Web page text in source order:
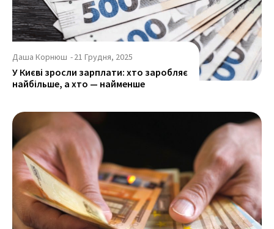
Даша Корнюш -21 Грудня, 2025
У Києві зросли зарплати: хто заробляє
найбільше, а хто — найменше